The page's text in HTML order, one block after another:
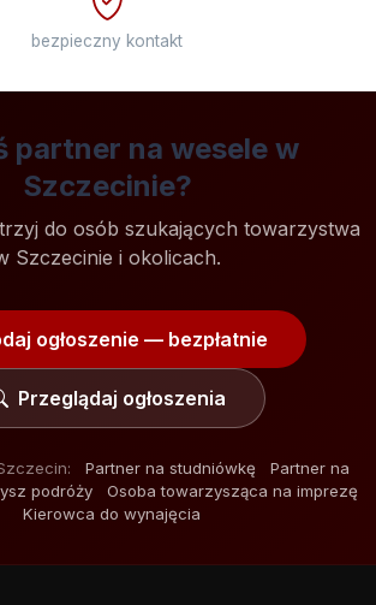
bezpieczny kontakt
partner na wesele w
Szczecinie?
do osób szukających towarzystwa
Szczecinie i okolicach.
ogłoszenie — bezpłatnie
Przeglądaj ogłoszenia
Partner na studniówkę
Partner na
podróży
Osoba towarzysząca na imprezę
Kierowca do wynajęcia